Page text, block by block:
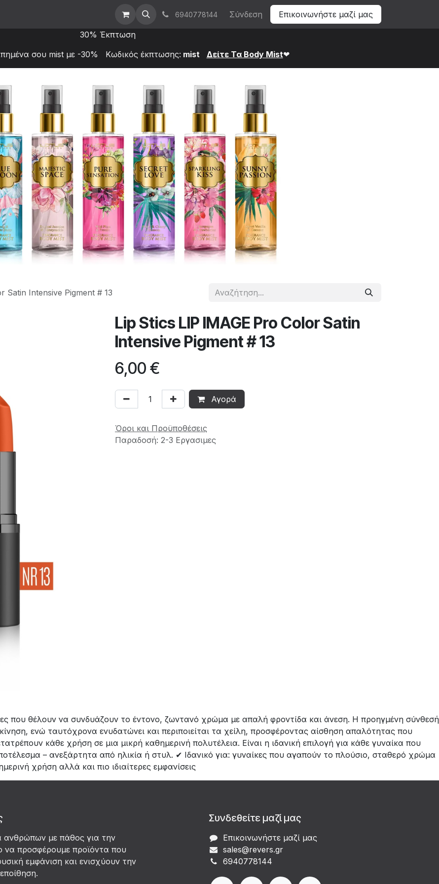
Χονδρική 6940778144 Σύνδεση Επικοινωνήστε μαζί μας
30% Έκπτωση
σου mist με -30% Κωδικός έκπτωσης: mist Δείτε Τα Bod​y Mist❤
Satin Intensive Pigment # 13
Lip Stics LIP IMAGE Pro Color Satin
Intensive Pigment # 13
6,00 €
Αγορά
Όροι και Προϋποθέσεις
Παραδοσή: 2-3 Εργασιμες
που θέλουν να συνδυάζουν το έντονο, ζωντανό χρώμα με απαλή φροντίδα και άνεση. Η προηγμένη σύνθεσή
ενώ ταυτόχρονα ενυδατώνει και περιποιείται τα χείλη, προσφέροντας αίσθηση απαλότητας που
κάθε χρήση σε μια μικρή καθημερινή πολυτέλεια. Είναι η ιδανική επιλογή για κάθε γυναίκα που
– ανεξάρτητα από ηλικία ή στυλ. ✔ Ιδανικό για: γυναίκες που αγαπούν το πλούσιο, σταθερό χρώμα
χρήση αλλά και πιο ιδιαίτερες εμφανίσεις
ανθρώπων με πάθος για την
να προσφέρουμε προϊόντα που
εμφάνιση και ενισχύουν την
Συνδεθείτε μαζί μας
Επικοινωνήστε μαζί μας
sales@revers.gr
6940778144